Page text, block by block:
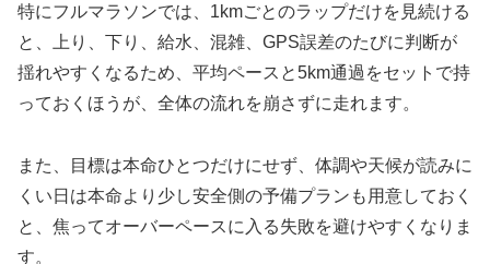
特にフルマラソンでは、1kmごとのラップだけを見続ける
と、上り、下り、給水、混雑、GPS誤差のたびに判断が
揺れやすくなるため、平均ペースと5km通過をセットで持
っておくほうが、全体の流れを崩さずに走れます。
また、目標は本命ひとつだけにせず、体調や天候が読みに
くい日は本命より少し安全側の予備プランも用意しておく
と、焦ってオーバーペースに入る失敗を避けやすくなりま
す。